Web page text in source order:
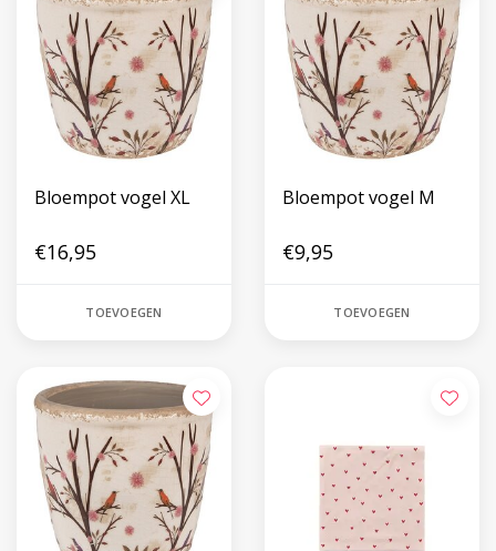
Bloempot vogel XL
€16,95
TOEVOEGEN
Bloempot vogel M
€9,95
TOEVOEGEN